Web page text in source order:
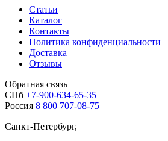
Статьи
Каталог
Контакты
Политика конфиденциальности
Доставка
Отзывы
Обратная связь
СПб +7-900-634-65-35
Россия 8 800 707-08-75
Санкт-Петербург,